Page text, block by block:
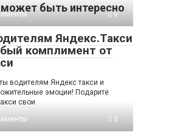
быть интересно
0
Яндекс.Такси
комплимент от
водителям Яндекс такси и
эмоции! Подарите
свои
0